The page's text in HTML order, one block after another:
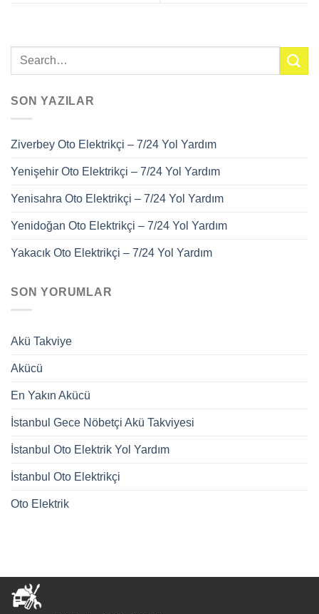
SON YAZILAR
Ziverbey Oto Elektrikçi – 7/24 Yol Yardım
Yenişehir Oto Elektrikçi – 7/24 Yol Yardım
Yenisahra Oto Elektrikçi – 7/24 Yol Yardım
Yenidoğan Oto Elektrikçi – 7/24 Yol Yardım
Yakacık Oto Elektrikçi – 7/24 Yol Yardım
SON YORUMLAR
Akü Takviye
Akücü
En Yakın Akücü
İstanbul Gece Nöbetçi Akü Takviyesi
İstanbul Oto Elektrik Yol Yardım
İstanbul Oto Elektrikçi
Oto Elektrik